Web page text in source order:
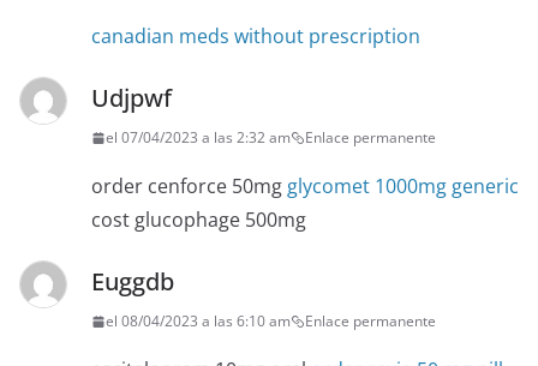
canadian meds without prescription
Udjpwf
el 07/04/2023 a las 2:32 am Enlace permanente
order cenforce 50mgglycomet 1000mg generic
cost glucophage 500mg
Euggdb
el 08/04/2023 a las 6:10 am Enlace permanente